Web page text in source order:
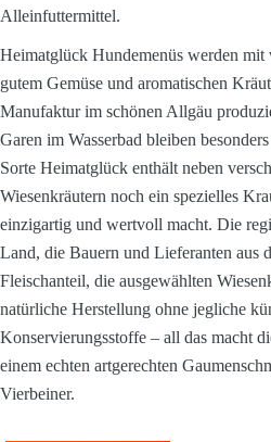
Alleinfuttermittel.
Heimatglück Hundemenüs werden
gutem Gemüse und aromatischen
Manufaktur im schönen Allgäu
Garen im Wasserbad bleiben
Sorte Heimatglück enthält neben
Wiesenkräutern noch ein spezielles
einzigartig und wertvoll macht. Die
Land, die Bauern und Lieferanten aus
Fleischanteil, die ausgewählten
natürliche Herstellung ohne jegliche
Konservierungsstoffe – all das macht
einem echten artgerechten
Vierbeiner.